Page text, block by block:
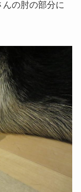
の肘の部分に